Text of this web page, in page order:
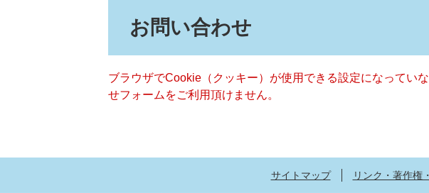
お問い合わせ
ブラウザでCookie（クッキー）が使用できる設定になってい
せフォームをご利用頂けません。
サイトマップ リンク・著作権